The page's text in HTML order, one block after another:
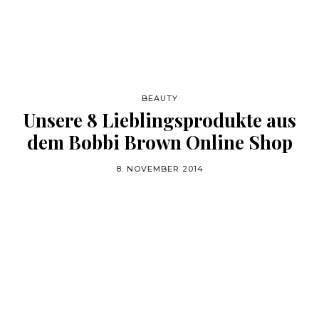
BEAUTY
Unsere 8 Lieblingsprodukte aus
dem Bobbi Brown Online Shop
8. NOVEMBER 2014